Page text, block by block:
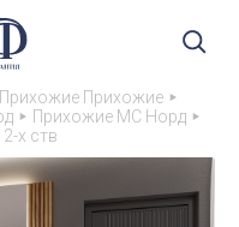
Прихожие Прихожие
Прихожие МС Норд
х ств